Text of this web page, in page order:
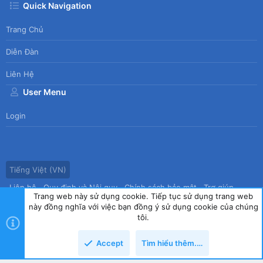
Quick Navigation
Trang Chủ
Diễn Đàn
Liên Hệ
User Menu
Login
Tiếng Việt (VN)
Liên hệ
Quy định và Nội quy Chính sách bảo mật
Trợ giúp
Trang chủ
R
copyright by Tin học Thế hệ mới
Trang web này sử dụng cookie. Tiếp tục sử dụng trang web
này đồng nghĩa với việc bạn đồng ý sử dụng cookie của chúng
tôi.
Accept Tìm hiểu thêm.…